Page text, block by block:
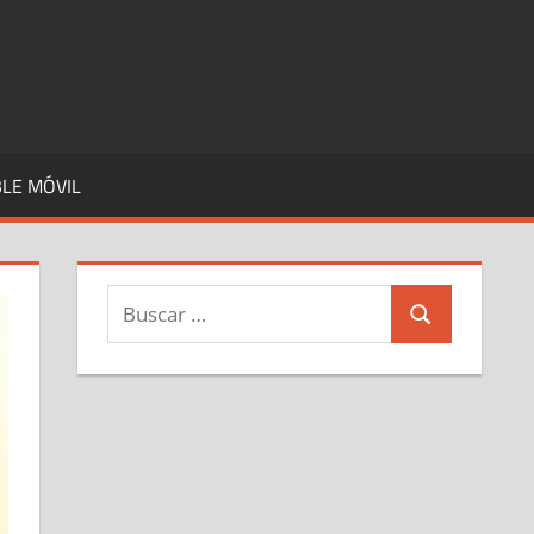
MÓVIL
Buscar:
Buscar